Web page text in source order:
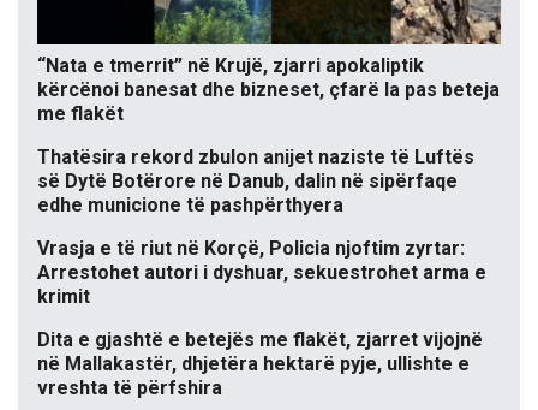
“Nata e tmerrit” në Krujë, zjarri apokaliptik
kërcënoi banesat dhe bizneset, çfarë la pas beteja
me flakët
Thatësira rekord zbulon anijet naziste të Luftës
së Dytë Botërore në Danub, dalin në sipërfaqe
edhe municione të pashpërthyera
Vrasja e të riut në Korçë, Policia njoftim zyrtar:
Arrestohet autori i dyshuar, sekuestrohet arma e
krimit
Dita e gjashtë e betejës me flakët, zjarret vijojnë
në Mallakastër, dhjetëra hektarë pyje, ullishte e
vreshta të përfshira